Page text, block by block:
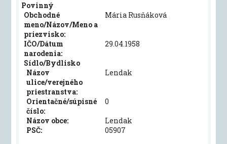
Povinný
Obchodné
meno/Názov/Meno a
priezvisko:
Mária Rusňáková
IČO/Dátum
narodenia:
29.04.1958
Sídlo/Bydlisko
Názov
ulice/verejného
priestranstva:
Lendak
Orientačné/súpisné
číslo:
0
Názov obce:
Lendak
PSČ:
05907